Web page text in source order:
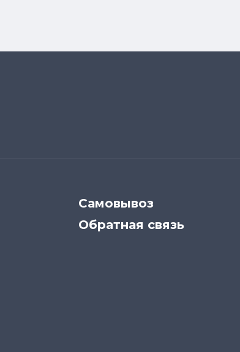
Самовывоз
Обратная связь